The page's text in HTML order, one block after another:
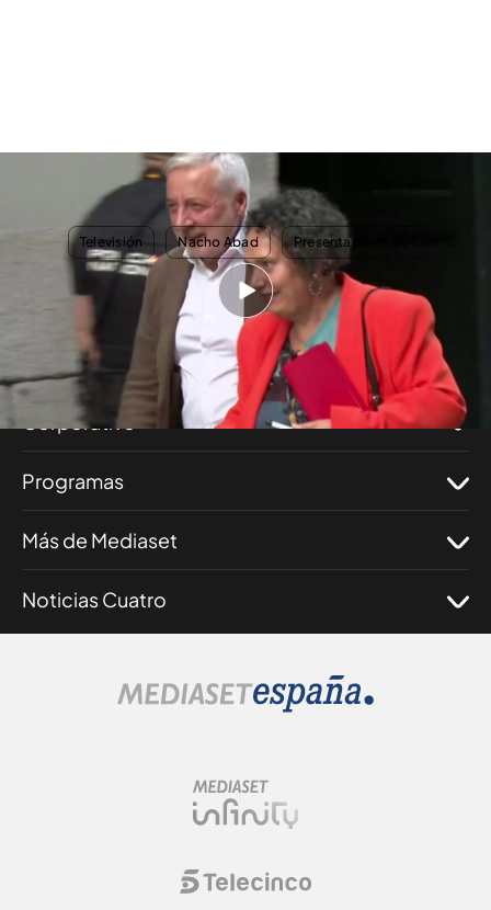
Los mails de Gertudris, la mano derecha de Zapatero en el caso Plus Ultra:
“¿Qué concepto pongo en las facturas?”
TEMAS Televisión Nacho Abad Presentadores de Cuatro
Nosotros
Corporativo
Programas
Más de Mediaset
Noticias Cuatro